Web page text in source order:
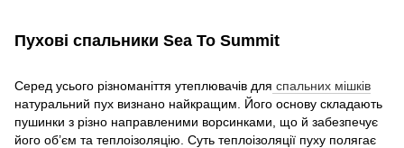
Пухові спальники Sea To Summit
Серед усього різноманіття утеплювачів для спальних мішків
натуральний пух визнано найкращим. Його основу складають
пушинки з різно направленими ворсинками, що й забезпечує
його об’єм та теплоізоляцію. Суть теплоізоляції пуху полягає